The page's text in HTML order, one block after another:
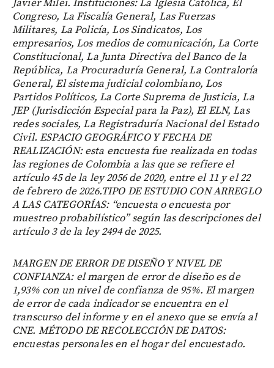
Javier Milei. Instituciones: La Iglesia Católica, El
Congreso, La Fiscalía General, Las Fuerzas
Militares, La Policía, Los Sindicatos, Los
empresarios, Los medios de comunicación, La Corte
Constitucional, La Junta Directiva del Banco de la
República, La Procuraduría General, La Contraloría
General, El sistema judicial colombiano, Los
Partidos Políticos, La Corte Suprema de Justicia, La
JEP (Jurisdicción Especial para la Paz), El ELN, Las
redes sociales, La Registraduría Nacional del Estado
Civil. ESPACIO GEOGRÁFICO Y FECHA DE
REALIZACIÓN: esta encuesta fue realizada en todas
las regiones de Colombia a las que se refiere el
artículo 45 de la ley 2056 de 2020, entre el 11 y el 22
de febrero de 2026.TIPO DE ESTUDIO CON ARREGLO
A LAS CATEGORÍAS: “encuesta o encuesta por
muestreo probabilístico” según las descripciones del
artículo 3 de la ley 2494 de 2025.
MARGEN DE ERROR DE DISEÑO Y NIVEL DE
CONFIANZA: el margen de error de diseño es de
1,93% con un nivel de confianza de 95%. El margen
de error de cada indicador se encuentra en el
transcurso del informe y en el anexo que se envía al
CNE. MÉTODO DE RECOLECCIÓN DE DATOS:
encuestas personales en el hogar del encuestado.